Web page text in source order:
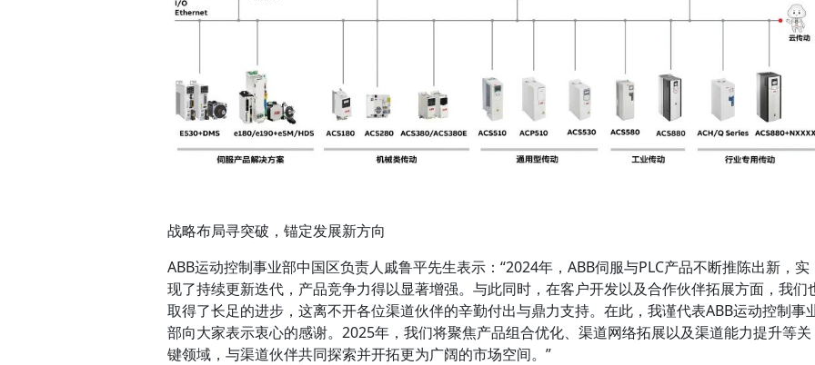
战略布局寻突破，锚定发展新方向
ABB运动控制事业部中国区负责人戚鲁平先生表示：“2024年，ABB伺服与PLC产品不断推陈出新，实
现了持续更新迭代，产品竞争力得以显著增强。与此同时，在客户开发以及合作伙伴拓展方面，我们
取得了长足的进步，这离不开各位渠道伙伴的辛勤付出与鼎力支持。在此，我谨代表ABB运动控制事
部向大家表示衷心的感谢。2025年，我们将聚焦产品组合优化、渠道网络拓展以及渠道能力提升等关
键领域，与渠道伙伴共同探索并开拓更为广阔的市场空间。”